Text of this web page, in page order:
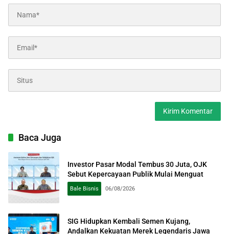
Baca Juga
Investor Pasar Modal Tembus 30 Juta, OJK
Sebut Kepercayaan Publik Mulai Menguat
Bale Bisnis 06/08/2026
SIG Hidupkan Kembali Semen Kujang,
Andalkan Kekuatan Merek Legendaris Jawa